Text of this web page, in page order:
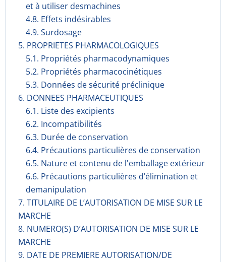
et à utiliser desmachines
4.8. Effets indésirables
4.9. Surdosage
5. PROPRIETES PHARMACOLOGIQUES
5.1. Propriétés pharmacodynami­ques
5.2. Propriétés pharmacocinéti­ques
5.3. Données de sécurité préclinique
6. DONNEES PHARMACEUTIQUES
6.1. Liste des excipients
6.2. Incompati­bilités
6.3. Durée de conservation
6.4. Précautions particulières de conservation
6.5. Nature et contenu de l'emballage extérieur
6.6. Précautions particulières d’élimination et
demanipulation
7. TITULAIRE DE L’AUTORISATION DE MISE SUR LE
MARCHE
8. NUMERO(S) D’AUTORISATION DE MISE SUR LE
MARCHE
9. DATE DE PREMIERE AUTORISATION/DE